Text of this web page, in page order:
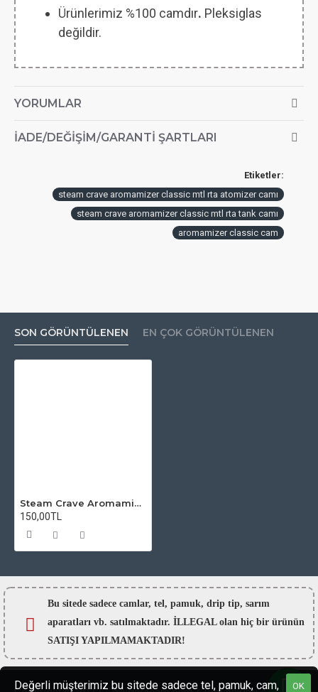
Ürünlerimiz %100 camdır. Pleksiglas
değildir.
YORUMLAR
İADE/DEĞIŞIM/GARANTI ŞARTLARI
Etiketler:
steam crave aromamizer classic mtl rta atomizer camı
steam crave aromamizer classic mtl rta tank camı
aromamizer classic cam
SON GÖRÜNTÜLENEN EN ÇOK GÖRÜNTÜLENEN
Steam Crave Aromamizer Classic MTL RTA Atomizer Camı
150,00TL
Bu sitede sadece camlar, tel, pamuk, drip tip, sarım
aparatları vb. satılmaktadır. İLLEGAL olan hiç bir ürünün
SATIŞI YAPILMAMAKTADIR!
OK
Değerli müşterimiz bu sitede sadece tel, pamuk, cam,